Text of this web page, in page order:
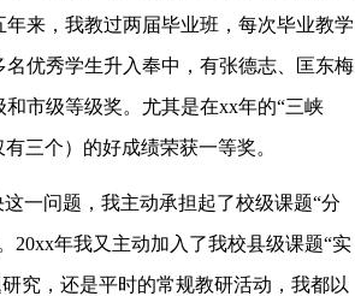
来，我教过两届毕业班，每次毕业教学
优秀学生升入奉中，有张德志、匡东梅
市级等级奖。尤其是在xx年的“三峡
三个）的好成绩荣获一等奖。
一问题，我主动承担起了校级课题“分
20xx年我又主动加入了我校县级课题“实
究，还是平时的常规教研活动，我都以